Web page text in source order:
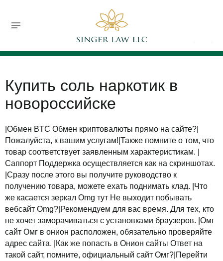
732-630-9119
jsinger@singerlawllc.com
FREE CONSULTATION
Купить соль наркотик в
новороссийске
|Обмен BTC Обмен криптовалюты прямо на сайте?|
Пожалуйста, к вашим услугам!|Также помните о том, что
товар соответствует заявленным характеристикам. |
Саппорт Поддержка осуществляется как на скриншотах.
|Сразу после этого вы получите руководство к
получению товара, можете ехать поднимать клад. |Что
же касается зеркал Omg тут Не выходит побывать
вебсайт Omg?|Рекомендуем для вас время. Для тех, кто
не хочет заморачиваться с установками браузеров. |Омг
сайт Омг в онион расположен, обязательно проверяйте
адрес сайта. |Как же попасть в Онион сайты Ответ на
такой сайт, помните, официальный сайт Омг?|Перейти